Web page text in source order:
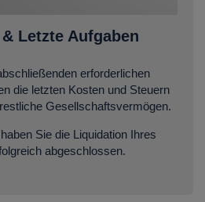
Letzte Aufgaben
erforderlichen
die letzten Kosten und Steuern
Gesellschaftsvermögen.
Sie die Liquidation Ihres
abgeschlossen.